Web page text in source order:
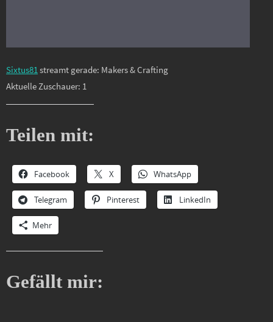
Sixtus81streamt gerade: Makers & Crafting
Aktuelle Zuschauer: 1
Teilen mit:
Facebook X WhatsApp
Telegram Pinterest LinkedIn
Mehr
Gefällt mir: